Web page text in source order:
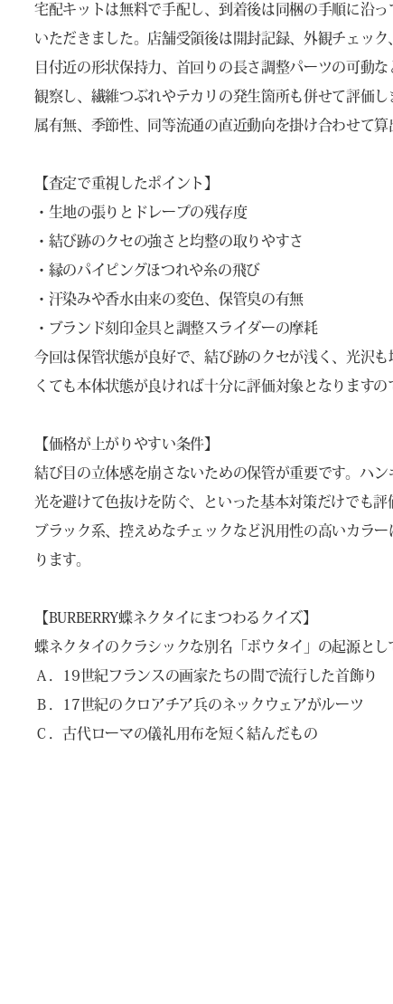
宅配キットは無料で手配し、到着後は同梱の手順に沿
いただきました。店舗受領後は開封記録、外観チェッ
目付近の形状保持力、首回りの長さ調整パーツの可動
観察し、繊維つぶれやテカリの発生箇所も併せて評価
属有無、季節性、同等流通の直近動向を掛け合わせて
【査定で重視したポイント】
・生地の張りとドレープの残存度
・結び跡のクセの強さと均整の取りやすさ
・縁のパイピングほつれや糸の飛び
・汗染みや香水由来の変色、保管臭の有無
・ブランド刻印金具と調整スライダーの摩耗
今回は保管状態が良好で、結び跡のクセが浅く、光沢
くても本体状態が良ければ十分に評価対象となりますの
【価格が上がりやすい条件】
結び目の立体感を崩さないための保管が重要です。ハ
光を避けて色抜けを防ぐ、といった基本対策だけでも
ブラック系、控えめなチェックなど汎用性の高いカラ
ります。
【BURBERRY蝶ネクタイにまつわるクイズ】
蝶ネクタイのクラシックな別名「ボウタイ」の起源とし
Ａ．19世紀フランスの画家たちの間で流行した首飾り
Ｂ．17世紀のクロアチア兵のネックウェアがルーツ
Ｃ．古代ローマの儀礼用布を短く結んだもの